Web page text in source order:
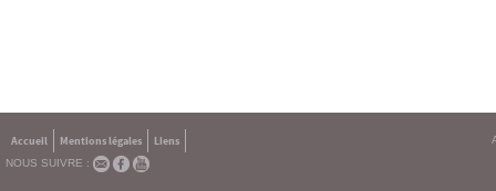
Accueil Mentions légales
Liens
NOUS SUIVRE :